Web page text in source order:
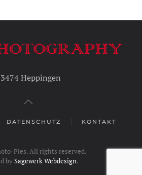
Heppingen
DATENSCHUTZ KONTAKT
Pies. All rights reserved.
bySagewerk Webdesign.